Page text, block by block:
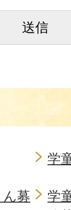
学
ん募
学